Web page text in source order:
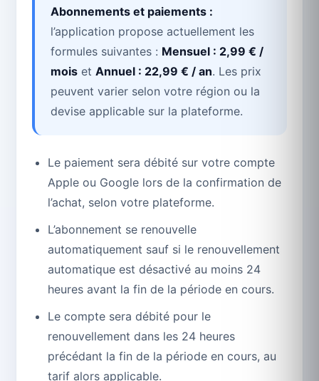
Abonnements et paiements :
l’application propose actuellement les
formules suivantes : Mensuel : 2,99 € /
mois et Annuel : 22,99 € / an. Les prix
peuvent varier selon votre région ou la
devise applicable sur la plateforme.
Le paiement sera débité sur votre compte
Apple ou Google lors de la confirmation de
l’achat, selon votre plateforme.
L’abonnement se renouvelle
automatiquement sauf si le renouvellement
automatique est désactivé au moins 24
heures avant la fin de la période en cours.
Le compte sera débité pour le
renouvellement dans les 24 heures
précédant la fin de la période en cours, au
tarif alors applicable.